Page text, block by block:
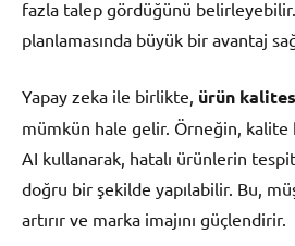
fazla talep gördüğünü
planlamasında büyük bir avantaj
Yapay zeka ile birlikte, ürün
mümkün hale gelir. Örneğin,
AI kullanarak, hatalı ürünlerin
doğru bir şekilde yapılabilir. Bu,
artırır ve marka imajını güçlendirir.